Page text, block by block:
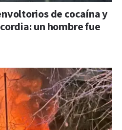
de cocaína y
un hombre fue